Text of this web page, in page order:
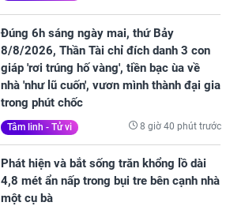
Đúng 6h sáng ngày mai, thứ Bảy
8/8/2026, Thần Tài chỉ đích danh 3 con
giáp 'rơi trúng hố vàng', tiền bạc ùa về
nhà 'như lũ cuốn', vươn mình thành đại gia
trong phút chốc
Tâm linh - Tử vi 8 giờ 40 phút trước
Phát hiện và bắt sống trăn khổng lồ dài
4,8 mét ẩn nấp trong bụi tre bên cạnh nhà
một cụ bà